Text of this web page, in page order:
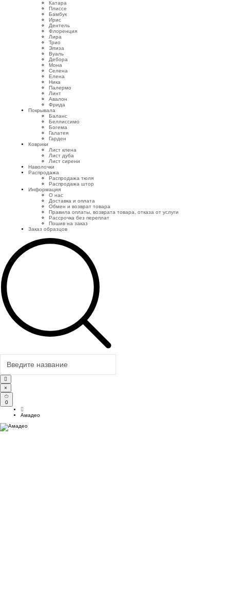
Катара
Плиссе
Бамбук
Ирис
Дентель
Флоренция
Лира
Трио
Элиза
Вуаль
Дебора
Мона
Селена
Елена
Ника
Палермо
Линт
Авалон
Фрида
Покрывала
Баланс
Беллиссимо
Богема
Галатея
Гарден
Коврики
Лист клена
Лист дуба
Лист сирени
Наволочки
Распродажа
Распродажа тюля
Распродажа штор
Информация
О нас
Доставка и оплата
Обмен и возврат товара
Правила оплаты, возврата товара, отказа от услуги
Рассрочка без переплат
Пошив на заказ
Заказ образцов
×
0
Амадео